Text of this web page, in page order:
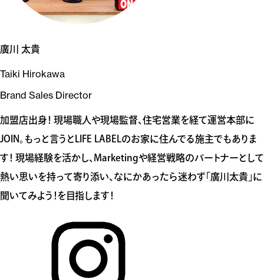
廣川 太貴
Taiki Hirokawa
Brand Sales Director
加盟店出身！ 現場職人や現場監督、住宅営業を経て運営本部に
JOIN。もっと言うとLIFE LABELのお家に住んでる施主でもありま
す！ 現場経験を活かし、Marketingや経営戦略のパートナーとして
熱い思いを持って寄り添い、なにかあったら迷わず「廣川太貴」に
聞いてみよう！を目指します！